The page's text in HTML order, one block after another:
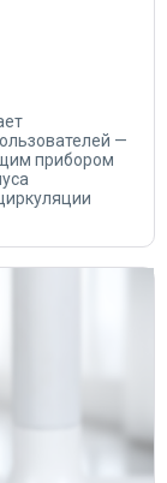
—
прибором